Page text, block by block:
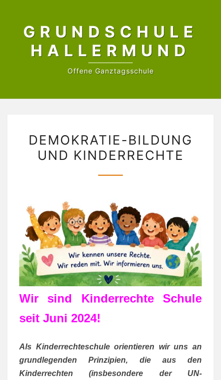
contentGRUNDSCHULE
HALLERMUND
Offene Ganztagsschule
BILDUNG
UND
DEMOKRATIE-BILDUNG
UND KINDERRECHTE
Wir sind Kinderrechte Schule
seit Juni 2024!
Als Kinderrechteschule orientieren wir uns an
grundlegenden Prinzipien, die aus den
Kinderrechten (insbesondere der UN-